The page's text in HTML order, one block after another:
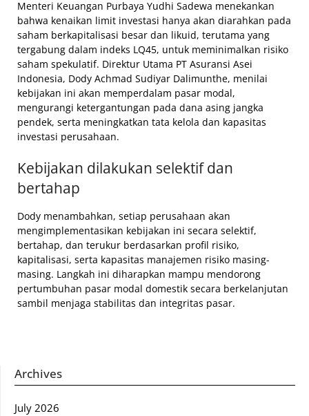
Menteri Keuangan Purbaya Yudhi Sadewa menekankan
bahwa kenaikan limit investasi hanya akan diarahkan pada
saham berkapitalisasi besar dan likuid, terutama yang
tergabung dalam indeks LQ45, untuk meminimalkan risiko
saham spekulatif. Direktur Utama PT Asuransi Asei
Indonesia, Dody Achmad Sudiyar Dalimunthe, menilai
kebijakan ini akan memperdalam pasar modal,
mengurangi ketergantungan pada dana asing jangka
pendek, serta meningkatkan tata kelola dan kapasitas
investasi perusahaan.
Kebijakan dilakukan selektif dan
bertahap
Dody menambahkan, setiap perusahaan akan
mengimplementasikan kebijakan ini secara selektif,
bertahap, dan terukur berdasarkan profil risiko,
kapitalisasi, serta kapasitas manajemen risiko masing-
masing. Langkah ini diharapkan mampu mendorong
pertumbuhan pasar modal domestik secara berkelanjutan
sambil menjaga stabilitas dan integritas pasar.
Archives
July 2026